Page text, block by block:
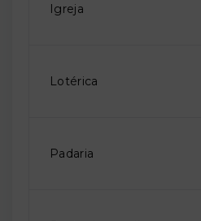
Igreja
Lotérica
Padaria